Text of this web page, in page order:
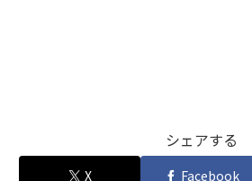
シェアする
X Facebook